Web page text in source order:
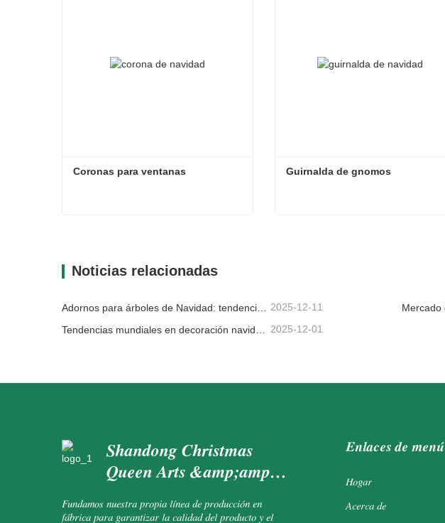
Coronas para ventanas Guirnalda de gnomos
Noticias relacionadas
2025-12-11
Tendencias mundiales en decoración navideña y por qué Christmas Queen sigue liderando el mercado 2025-12-01
Shandong Christmas
Queen Arts &amp;amp;
Fundamos nuestra propia línea de producción en
fábrica para garantizar la calidad del producto y el
Enlaces de menú
Hogar
Acerca de